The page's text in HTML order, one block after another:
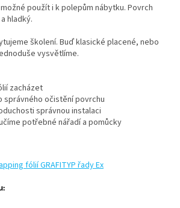
použít i k polepům nábytku. Povrch
hladký.
školení. Buď klasické placené, nebo
vysvětlíme.
zacházet
správného očistění povrchu
správnou instalaci
potřebné nářadí a pomůcky
fólií GRAFITYP řady Ex